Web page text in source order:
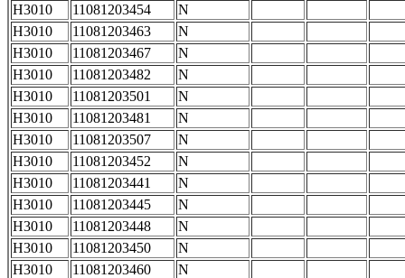
H3010
11081203454
N
H3010
11081203463
N
H3010
11081203467
N
H3010
11081203482
N
H3010
11081203501
N
H3010
11081203481
N
H3010
11081203507
N
H3010
11081203452
N
H3010
11081203441
N
H3010
11081203445
N
H3010
11081203448
N
H3010
11081203450
N
H3010
11081203460
N